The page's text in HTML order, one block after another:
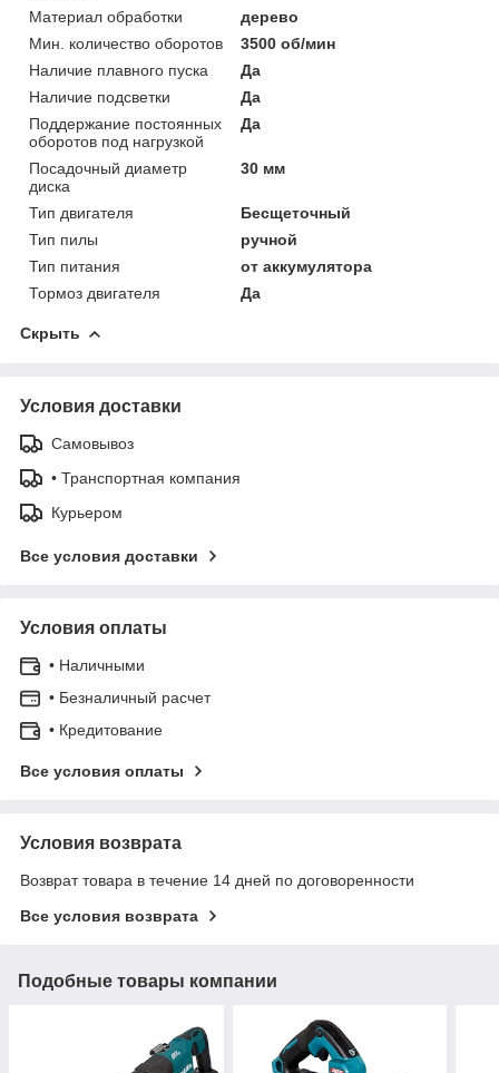
Материал обработки
дерево
Мин. количество оборотов
3500 об/мин
Наличие плавного пуска
Да
Наличие подсветки
Да
Поддержание постоянных
оборотов под нагрузкой
Да
Посадочный диаметр
диска
30 мм
Тип двигателя
Бесщеточный
Тип пилы
ручной
Тип питания
от аккумулятора
Тормоз двигателя
Да
Скрыть
Условия доставки
Самовывоз
• Транспортная компания
Курьером
Все условия доставки
Условия оплаты
• Наличными
• Безналичный расчет
• Кредитование
Все условия оплаты
Условия возврата
Возврат товара в течение 14 дней по договоренности
Все условия возврата
Подобные товары компании